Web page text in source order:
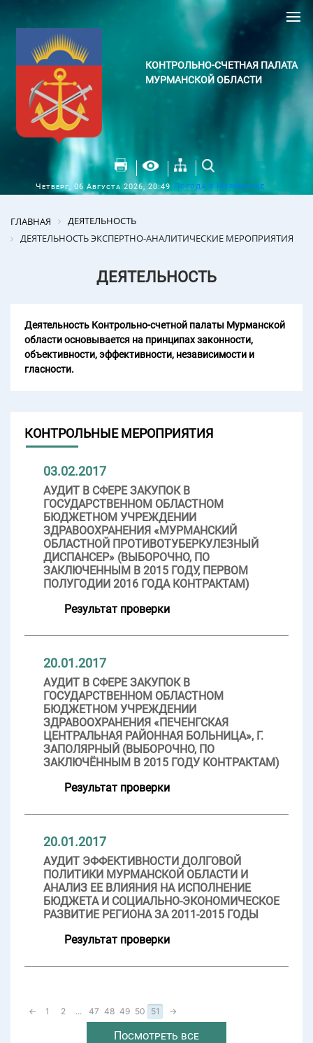
КОНТРОЛЬНО-СЧЕТНАЯ ПАЛАТА
МУРМАНСКОЙ ОБЛАСТИ
Четверг, 06 Августа 2026, 20:49 Погода в Мурманске
ГЛАВНАЯ
ДЕЯТЕЛЬНОСТЬ
ДЕЯТЕЛЬНОСТЬ ЭКСПЕРТНО-АНАЛИТИЧЕСКИЕ МЕРОПРИЯТИЯ
ДЕЯТЕЛЬНОСТЬ
Деятельность Контрольно-счетной палаты Мурманской
области основывается на принципах законности,
объективности, эффективности, независимости и
гласности.
КОНТРОЛЬНЫЕ МЕРОПРИЯТИЯ
03.02.2017
АУДИТ В СФЕРЕ ЗАКУПОК В
ГОСУДАРСТВЕННОМ ОБЛАСТНОМ
БЮДЖЕТНОМ УЧРЕЖДЕНИИ
ЗДРАВООХРАНЕНИЯ «МУРМАНСКИЙ
ОБЛАСТНОЙ ПРОТИВОТУБЕРКУЛЕЗНЫЙ
ДИСПАНСЕР» (ВЫБОРОЧНО, ПО
ЗАКЛЮЧЕННЫМ В 2015 ГОДУ, ПЕРВОМ
ПОЛУГОДИИ 2016 ГОДА КОНТРАКТАМ)
Результат проверки
20.01.2017
АУДИТ В СФЕРЕ ЗАКУПОК В
ГОСУДАРСТВЕННОМ ОБЛАСТНОМ
БЮДЖЕТНОМ УЧРЕЖДЕНИИ
ЗДРАВООХРАНЕНИЯ «ПЕЧЕНГСКАЯ
ЦЕНТРАЛЬНАЯ РАЙОННАЯ БОЛЬНИЦА», Г.
ЗАПОЛЯРНЫЙ (ВЫБОРОЧНО, ПО
ЗАКЛЮЧЁННЫМ В 2015 ГОДУ КОНТРАКТАМ)
Результат проверки
20.01.2017
АУДИТ ЭФФЕКТИВНОСТИ ДОЛГОВОЙ
ПОЛИТИКИ МУРМАНСКОЙ ОБЛАСТИ И
АНАЛИЗ ЕЕ ВЛИЯНИЯ НА ИСПОЛНЕНИЕ
БЮДЖЕТА И СОЦИАЛЬНО-ЭКОНОМИЧЕСКОЕ
РАЗВИТИЕ РЕГИОНА ЗА 2011-2015 ГОДЫ
Результат проверки
← 1 2 ... 47 48 49 50 51 →
Посмотреть все